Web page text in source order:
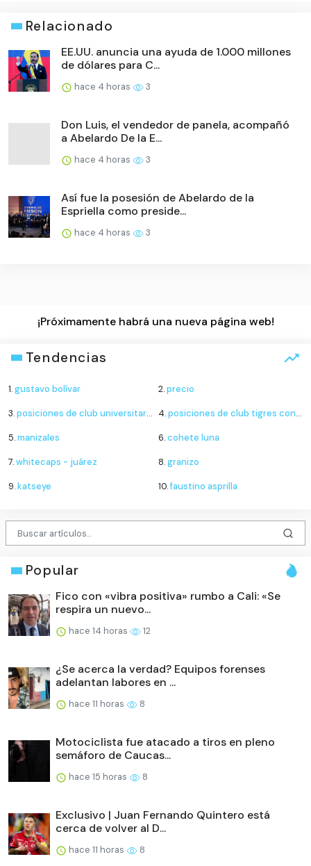
Relacionado
EE.UU. anuncia una ayuda de 1.000 millones
de dólares para C...
hace 4 horas 3
Don Luis, el vendedor de panela, acompañó
a Abelardo De la E...
hace 4 horas 3
Así fue la posesión de Abelardo de la
Espriella como preside...
hace 4 horas 3
¡Próximamente habrá una nueva página web!
Tendencias
1.gustavo bolívar 2.precio
3.posiciones de club universitario de deportes contra sporting cristal 4.posiciones de club tigres contra minnesota united
5.manizales 6.cohete luna
7.whitecaps - juárez 8.granizo
9.katseye 10.faustino asprilla
Popular
Fico con «vibra positiva» rumbo a Cali: «Se
respira un nuevo...
hace 14 horas 12
¿Se acerca la verdad? Equipos forenses
adelantan labores en ...
hace 11 horas 8
Motociclista fue atacado a tiros en pleno
semáforo de Caucas...
hace 15 horas 8
Exclusivo | Juan Fernando Quintero está
cerca de volver al D...
hace 11 horas 8